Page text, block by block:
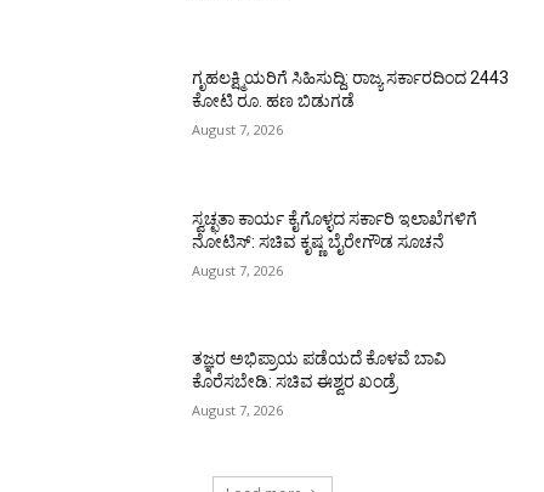
ಗೃಹಲಕ್ಷ್ಮಿಯರಿಗೆ ಸಿಹಿಸುದ್ದಿ: ರಾಜ್ಯ ಸರ್ಕಾರದಿಂದ 2443
ಕೋಟಿ ರೂ. ಹಣ ಬಿಡುಗಡೆ
August 7, 2026
ಸ್ವಚ್ಛತಾ ಕಾರ್ಯ ಕೈಗೊಳ್ಳದ ಸರ್ಕಾರಿ ಇಲಾಖೆಗಳಿಗೆ
ನೋಟಿಸ್: ಸಚಿವ ಕೃಷ್ಣ ಬೈರೇಗೌಡ ಸೂಚನೆ
August 7, 2026
ತಜ್ಞರ ಅಭಿಪ್ರಾಯ ಪಡೆಯದೆ ಕೊಳವೆ ಬಾವಿ
ಕೊರೆಸಬೇಡಿ: ಸಚಿವ ಈಶ್ವರ ಖಂಡ್ರೆ
August 7, 2026